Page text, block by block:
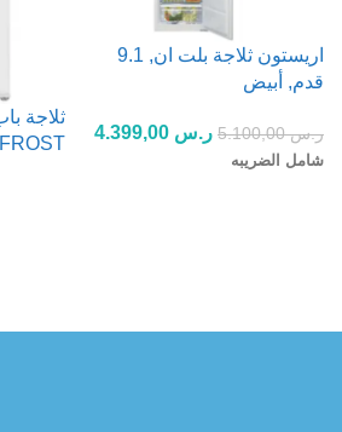
اريستون ثلاجة بلت ان, 9.1
قدم, أبيض
ر.س5.100,00 ر.س
شامل الضريبه
FROST, أبيض